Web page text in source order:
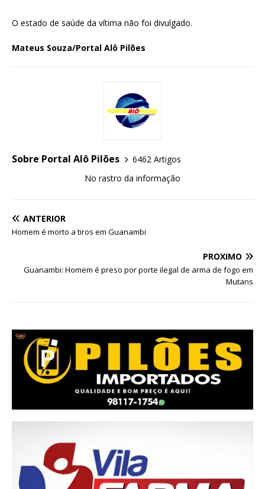
O estado de saúde da vítima não foi divulgado.
Mateus Souza/Portal Alô Pilões
Sobre Portal Alô Pilões
6462 Artigos
No rastro da informação
ANTERIOR
Homem é morto a tiros em Guanambi
PRÓXIMO
Guanambi: Homem é preso por porte ilegal de arma de fogo em
Mutans